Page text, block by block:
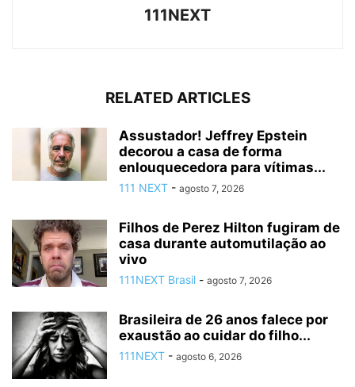
111NEXT
RELATED ARTICLES
Assustador! Jeffrey Epstein
decorou a casa de forma
enlouquecedora para vítimas...
111 NEXT - agosto 7, 2026
Filhos de Perez Hilton fugiram de
casa durante automutilação ao
vivo
111NEXT Brasil - agosto 7, 2026
Brasileira de 26 anos falece por
exaustão ao cuidar do filho...
111NEXT - agosto 6, 2026